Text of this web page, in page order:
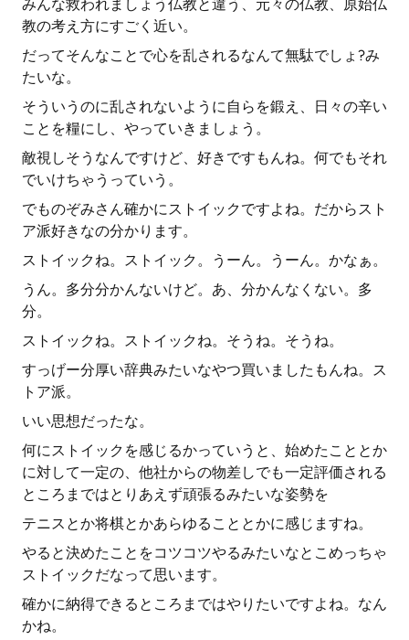
みんな救われましょう仏教と違う、元々の仏教、原始仏
教の考え方にすごく近い。
だってそんなことで心を乱されるなんて無駄でしょ?み
たいな。
そういうのに乱されないように自らを鍛え、日々の辛い
ことを糧にし、やっていきましょう。
敵視しそうなんですけど、好きですもんね。何でもそれ
でいけちゃうっていう。
でものぞみさん確かにストイックですよね。だからスト
ア派好きなの分かります。
ストイックね。ストイック。うーん。うーん。かなぁ。
うん。多分分かんないけど。あ、分かんなくない。多
分。
ストイックね。ストイックね。そうね。そうね。
すっげー分厚い辞典みたいなやつ買いましたもんね。ス
トア派。
いい思想だったな。
何にストイックを感じるかっていうと、始めたこととか
に対して一定の、他社からの物差しでも一定評価される
ところまではとりあえず頑張るみたいな姿勢を
テニスとか将棋とかあらゆることとかに感じますね。
やると決めたことをコツコツやるみたいなとこめっちゃ
ストイックだなって思います。
確かに納得できるところまではやりたいですよね。なん
かね。